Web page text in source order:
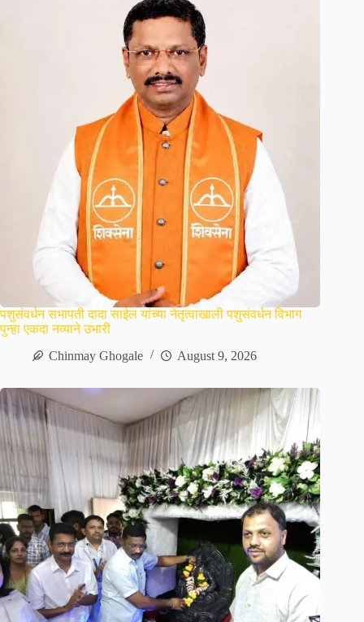
पशुसंवर्धन सभापती दादा साईल यांच्या नेतृत्वाखाली पशुसंवर्धन विभाग
पुन्हा एकदा नव्याने उभारी
Chinmay Ghogale
August 9, 2026